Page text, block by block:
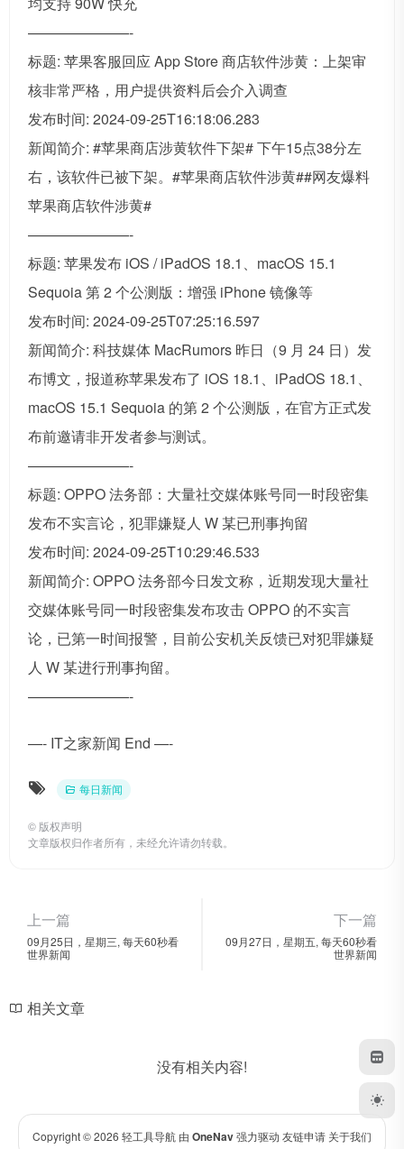
———————-
标题: 苹果客服回应 App Store 商店软件涉黄：上架审
核非常严格，用户提供资料后会介入调查
发布时间: 2024-09-25T16:18:06.283
新闻简介: #苹果商店涉黄软件下架# 下午15点38分左
右，该软件已被下架。#苹果商店软件涉黄##网友爆料
苹果商店软件涉黄#
———————-
标题: 苹果发布 iOS / iPadOS 18.1、macOS 15.1
Sequoia 第 2 个公测版：增强 iPhone 镜像等
发布时间: 2024-09-25T07:25:16.597
新闻简介: 科技媒体 MacRumors 昨日（9 月 24 日）发
布博文，报道称苹果发布了 iOS 18.1、iPadOS 18.1、
macOS 15.1 Sequoia 的第 2 个公测版，在官方正式发
布前邀请非开发者参与测试。
———————-
标题: OPPO 法务部：大量社交媒体账号同一时段密集
发布不实言论，犯罪嫌疑人 W 某已刑事拘留
发布时间: 2024-09-25T10:29:46.533
新闻简介: OPPO 法务部今日发文称，近期发现大量社
交媒体账号同一时段密集发布攻击 OPPO 的不实言
论，已第一时间报警，目前公安机关反馈已对犯罪嫌疑
人 W 某进行刑事拘留。
———————-
—- IT之家新闻 End —-
每日新闻
© 版权声明
文章版权归作者所有，未经允许请勿转载。
上一篇
09月25日，星期三, 每天60秒看
世界新闻
下一篇
09月27日，星期五, 每天60秒看
世界新闻
相关文章
没有相关内容!
Copyright © 2026 轻工具导航 由 OneNav强力驱动 友链申请 关于我们